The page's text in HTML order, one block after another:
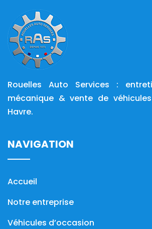
Rouelles Auto Services :
mécanique & vente de
Havre.
NAVIGATION
Accueil
Notre entreprise
Véhicules d’occasion